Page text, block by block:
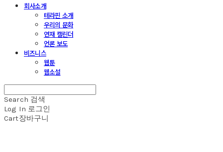
회사소개
테라핀 소개
우리의 문화
연재 캘린더
언론 보도
비즈니스
웹툰
웹소설
Search 검색
Log In 로그인
Cart장바구니